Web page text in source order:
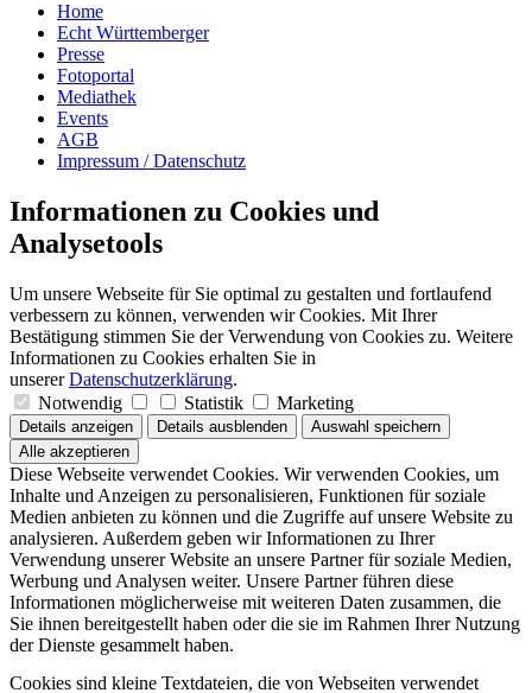
Home
Echt Württemberger
Presse
Fotoportal
Mediathek
Events
AGB
Impressum / Datenschutz
Informationen zu Cookies und
Analysetools
Um unsere Webseite für Sie optimal zu gestalten und fortlaufend
verbessern zu können, verwenden wir Cookies. Mit Ihrer
Bestätigung stimmen Sie der Verwendung von Cookies zu. Weitere
Informationen zu Cookies erhalten Sie in
unsererDatenschutzerklärung.
Notwendig
Statistik Marketing
Details anzeigen Details ausblenden
Auswahl speichern
Alle akzeptieren
Diese Webseite verwendet Cookies. Wir verwenden Cookies, um
Inhalte und Anzeigen zu personalisieren, Funktionen für soziale
Medien anbieten zu können und die Zugriffe auf unsere Website zu
analysieren. Außerdem geben wir Informationen zu Ihrer
Verwendung unserer Website an unsere Partner für soziale Medien,
Werbung und Analysen weiter. Unsere Partner führen diese
Informationen möglicherweise mit weiteren Daten zusammen, die
Sie ihnen bereitgestellt haben oder die sie im Rahmen Ihrer Nutzung
der Dienste gesammelt haben.
Cookies sind kleine Textdateien, die von Webseiten verwendet